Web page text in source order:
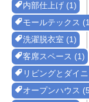
内部仕上げ (1)
モールテックス
洗濯脱衣室 (1)
客席スペース (1)
リビングとダイ
オープンハウス